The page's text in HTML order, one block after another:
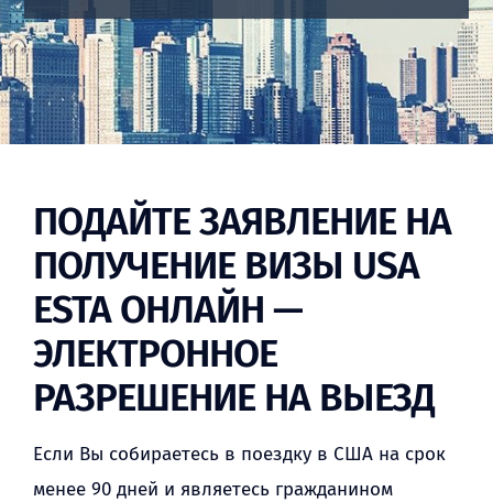
ПОДАЙТЕ ЗАЯВЛЕНИЕ НА
ПОЛУЧЕНИЕ ВИЗЫ USA
ESTA ОНЛАЙН —
ЭЛЕКТРОННОЕ
РАЗРЕШЕНИЕ НА ВЫЕЗД
Если Вы собираетесь в поездку в США на срок
менее 90 дней и являетесь гражданином